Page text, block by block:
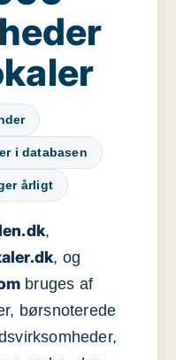
i databasen
årligt
,
, og
bruges af
børsnoterede